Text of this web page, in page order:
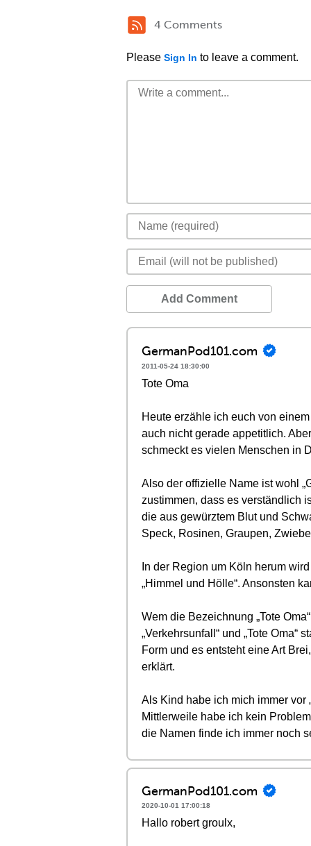
4 Comments
Please Sign In to leave a comment.
Add Comment
GermanPod101.com
2011-05-24 18:30:00
Tote Oma
Heute erzähle ich euch von
auch nicht gerade appetitlich.‭
schmeckt es vielen Menschen in
Also der offizielle Name ist wohl‭
zustimmen,‭ ‬dass es verständlich
‬die aus gewürztem Blut und
Speck,‭ ‬Rosinen,‭ ‬Graupen,‭
In der Region um Köln herum
„‬Himmel und Hölle‭“‬.‭ ‬Ansonsten
Wem die Bezeichnung‭ „‬Tote
„‬Verkehrsunfall‭“ ‬und‭ „‬Tote
Form und es entsteht eine Art
erklärt.
Als Kind habe ich mich immer vor‭
‬Mittlerweile habe ich kein
die Namen finde ich immer noch
GermanPod101.com
2020-10-01 17:00:18
Hallo robert groulx,